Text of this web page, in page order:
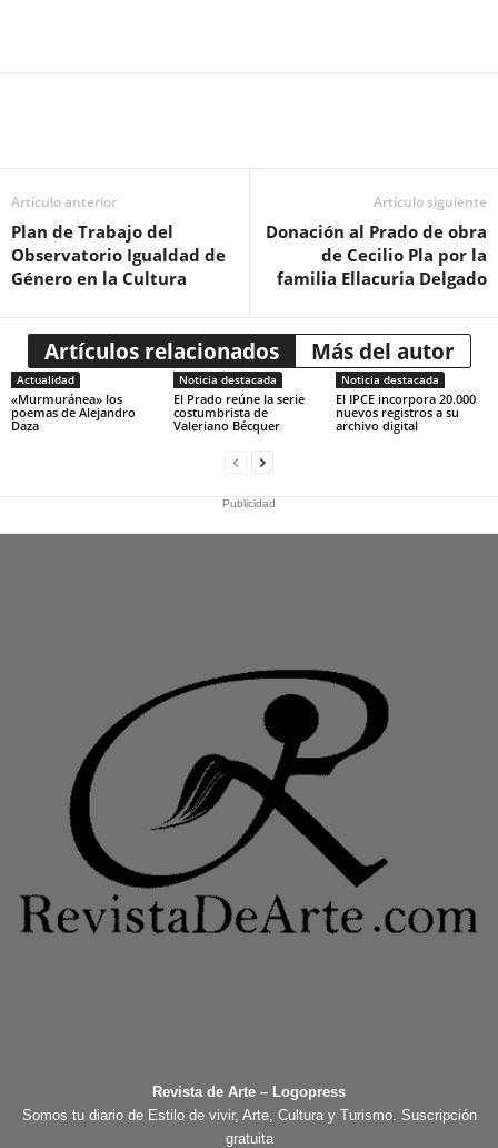
Artículo anterior
Plan de Trabajo del
Observatorio Igualdad de
Género en la Cultura
Artículo siguiente
Donación al Prado de obra
de Cecilio Pla por la
familia Ellacuria Delgado
Artículos relacionados Más del autor
Actualidad
«Murmuránea» los
poemas de Alejandro
Daza
Noticia destacada
El Prado reúne la serie
costumbrista de
Valeriano Bécquer
Noticia destacada
El IPCE incorpora 20.000
nuevos registros a su
archivo digital
Publicidad
Revista de Arte – Logopress
Somos tu diario de Estilo de vivir, Arte, Cultura y Turismo. Suscripción
gratuita